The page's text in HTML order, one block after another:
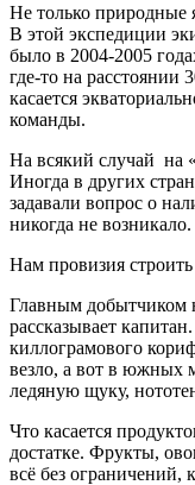
Не только природные
В этой экспедиции
было в 2004-2005
где-то на
касается
команды.
На всякий случай на
Иногда в других
задавали вопрос о
никогда не возникало.
Нам провизия
Главным добытчиком
рассказывает
киллограмового
везло, а вот в южных
ледяную щуку,
Что касается
достатке. Фрукты,
всё без ограничений,